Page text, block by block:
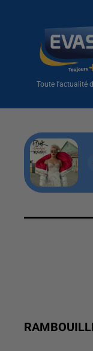
Toute l'actualité